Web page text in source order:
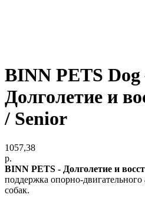
BINN PETS
Долголетие и
/ Senior
1057,38
р.
BINN PETS - Долголетие и
поддержка опорно-
собак.